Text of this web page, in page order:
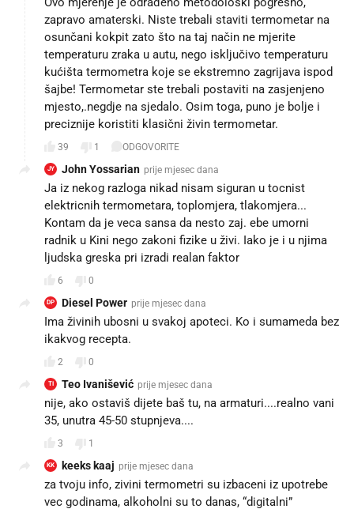
zapravo amaterski. Niste trebali staviti termometar na
osunčani kokpit zato što na taj način ne mjerite
temperaturu zraka u autu, nego isključivo temperaturu
kućišta termometra koje se ekstremno zagrijava ispod
šajbe! Termometar ste trebali postaviti na zasjenjeno
mjesto,.negdje na sjedalo. Osim toga, puno je bolje i
preciznije koristiti klasični živin termometar.
39 1 ODGOVORITE
JY John Yossarian prije mjesec dana
Ja iz nekog razloga nikad nisam siguran u tocnist
elektricnih termometara, toplomjera, tlakomjera...
Kontam da je veca sansa da nesto zaj. ebe umorni
radnik u Kini nego zakoni fizike u živi. Iako je i u njima
ljudska greska pri izradi realan faktor
6 0
DP Diesel Power prije mjesec dana
Ima živinih ubosni u svakoj apoteci. Ko i sumameda bez
ikakvog recepta.
2 0
TI Teo Ivanišević prije mjesec dana
nije, ako ostaviš dijete baš tu, na armaturi....realno vani
35, unutra 45-50 stupnjeva....
3 1
KK keeks kaaj prije mjesec dana
za tvoju info, zivini termometri su izbaceni iz upotrebe
vec godinama, alkoholni su to danas, “digitalni”